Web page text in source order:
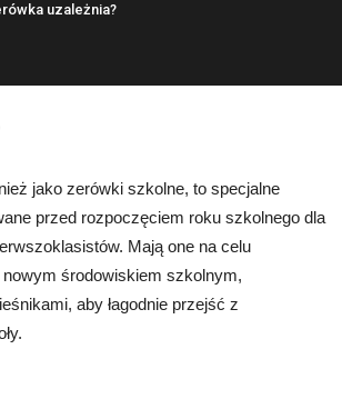
uzależnia?
jako zerówki szkolne, to specjalne
przed rozpoczęciem roku szkolnego dla
Mają one na celu
środowiskiem szkolnym,
aby łagodnie przejść z